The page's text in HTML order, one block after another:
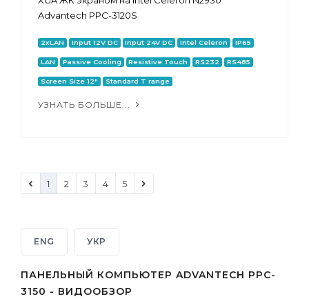
Advantech PPC-3120S
2xLAN Input 12V DC Input 24V DC Intel Celeron IP65
LAN Passive Cooling Resistive Touch RS232 RS485
Screen Size 12" Standard T range
УЗНАТЬ БОЛЬШЕ...
1 2 3 4 5
ENG УКР
ПАНЕЛЬНЫЙ КОМПЬЮТЕР ADVANTECH PPC-
3150 - ВИДООБЗОР